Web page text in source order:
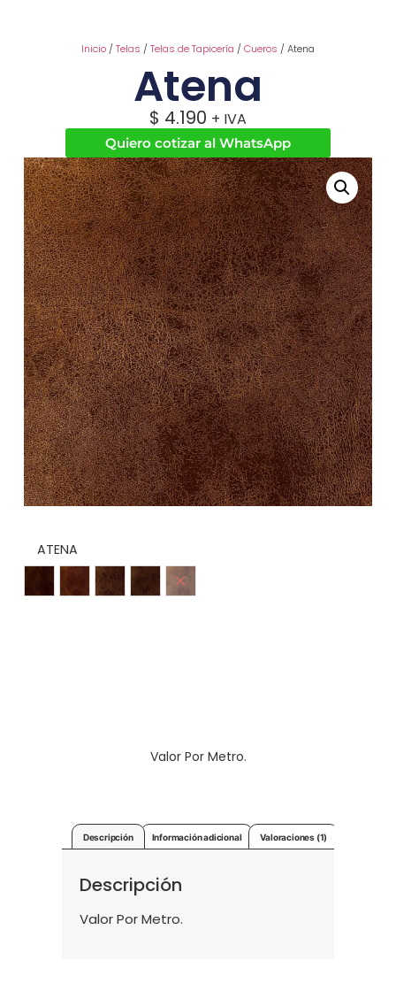
Inicio/Telas /Telas de Tapicería /Cueros / Atena
Atena
$ 4.190 + IVA
Quiero cotizar al WhatsApp
ATENA
Café Café ClaroCarameloCastaño
Valor Por Metro.
Descripción Información adicional Valoraciones (1)
Descripción
Valor Por Metro.